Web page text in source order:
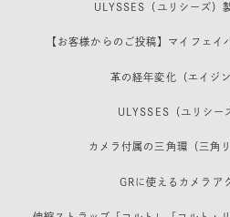
ULYSSES（ユリシーズ）
【お客様からのご投稿】マイフェ
革の経年変化（エイジ
ULYSSES（ユリシー
カメラ付属の三角環（三角
GRに使えるカメラア